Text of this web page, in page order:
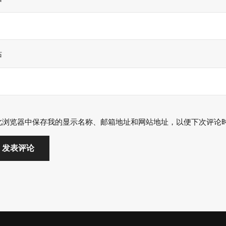
浏览器中保存我的显示名称、邮箱地址和网站地址，以便下次评论